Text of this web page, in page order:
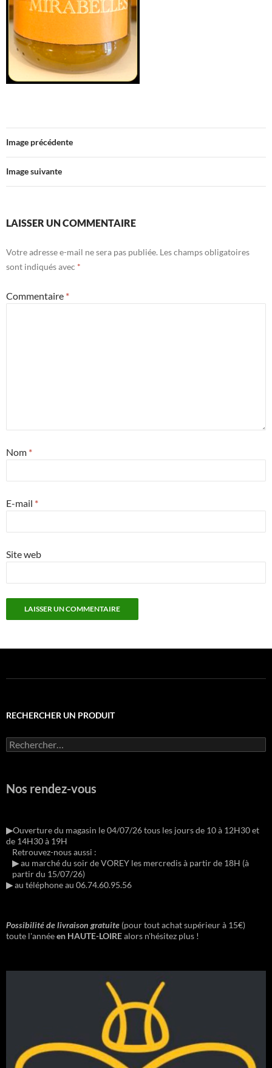
Image précédente
Image suivante
LAISSER UN COMMENTAIRE
Votre adresse e-mail ne sera pas publiée. Les champs obligatoires
sont indiqués avec *
Commentaire *
Nom *
E-mail *
Site web
RECHERCHER UN PRODUIT
Rechercher :
Nos rendez-vous
▶︎Ouverture du magasin le 04/07/26 tous les jours de 10 à 12H30 et
de 14H30 à 19H
Retrouvez-nous aussi :
▶︎au marché du soir de VOREY les mercredis à partir de 18H (à
partir du 15/07/26)
▶︎au téléphone au 06.74.60.95.56
Possibilité de livraison gratuite (pour tout achat supérieur à 15€)
toute l'annéeen HAUTE-LOIREalors n'hésitez plus !